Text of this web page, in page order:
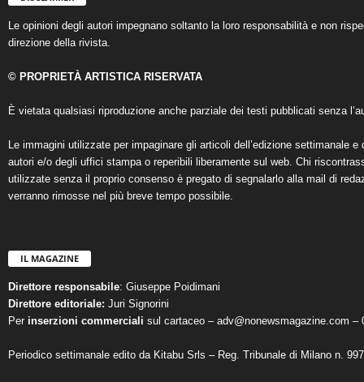
Le opinioni degli autori impegnano soltanto la loro responsabilità e non
direzione della rivista.
© PROPRIETÀ ARTISTICA RISERVATA
È vietata qualsiasi riproduzione anche parziale dei testi pubblicati senza
Le immagini utilizzate per impaginare gli articoli dell’edizione settimanale
autori e/o degli uffici stampa o reperibili liberamente sul web. Chi
utilizzate senza il proprio consenso è pregato di segnalarlo alla mail di
verranno rimosse nel più breve tempo possibile.
IL MAGAZINE
Direttore responsabile: Giuseppe Poidimani
Direttore editoriale: Juri Signorini
Per inserzioni commerciali sul cartaceo – adv@nonewsmagazine.com –
Periodico settimanale edito da Kitabu Srls – Reg. Tribunale di Milano n.